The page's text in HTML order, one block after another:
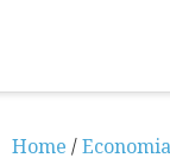
Home /Economia